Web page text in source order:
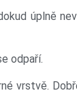
úplně
odpaří.
vrstvě.